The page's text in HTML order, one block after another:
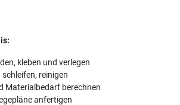
kleben und verlegen
reinigen
Materialbedarf berechnen
anfertigen